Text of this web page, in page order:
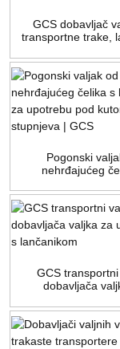
GCS dobavljač
transportne trake,
Pogonski
nehrđajućeg
kutom od 90
GCS
dobavljača